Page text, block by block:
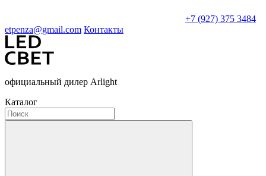
+7 (927) 375 3484
etpenza@gmail.com Контакты
официальный дилер Arlight
Каталог